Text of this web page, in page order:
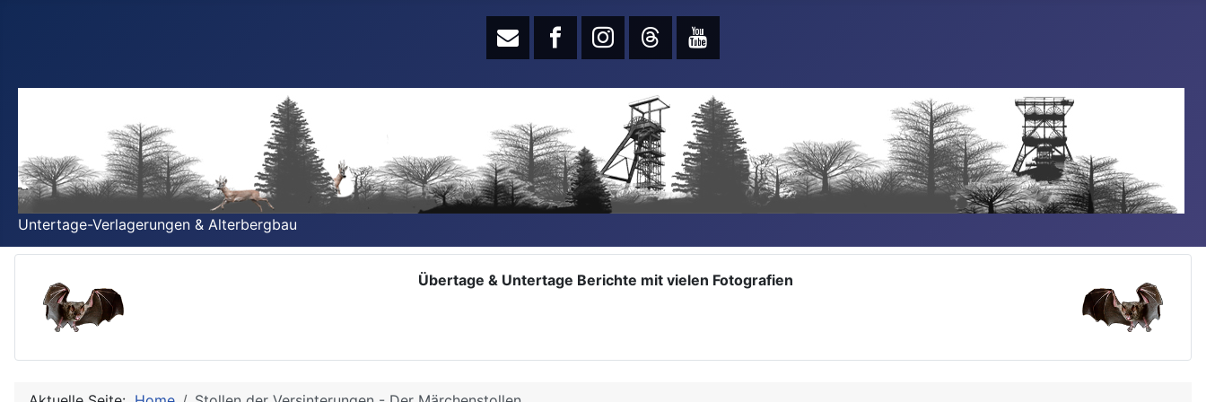
Untertage-Verlagerungen & Alterbergbau
Übertage & Untertage Berichte mit vielen Fotografien